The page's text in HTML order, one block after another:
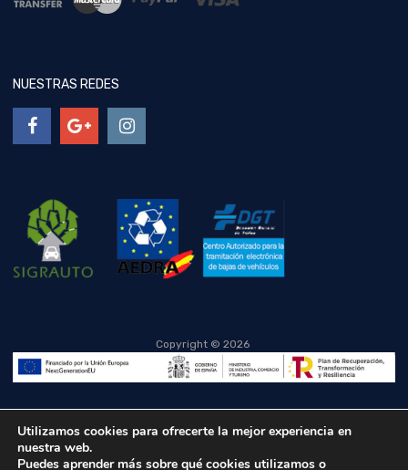
NUESTRAS REDES
Copyright © 2026
Utilizamos cookies para ofrecerte la mejor experiencia en
nuestra web.
Puedes aprender más sobre qué cookies utilizamos o